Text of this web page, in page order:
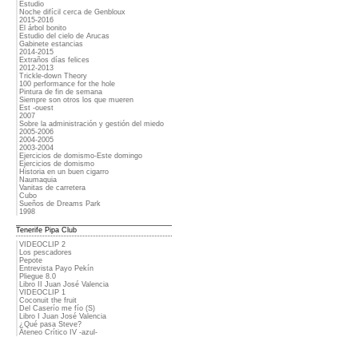
Estudio
Noche difícil cerca de Genbloux
2015-2016
El árbol bonito
Estudio del cielo de Arucas
Gabinete estancias
2014-2015
Extraños días felices
2012-2013
Trickle-down Theory
100 performance for the hole
Pintura de fin de semana
Siempre son otros los que mueren
Est -ouest
2007
Sobre la administración y gestión del miedo
2005-2006
2004-2005
2003-2004
Ejercicios de domismo-Este domingo
Ejercicios de domismo
Historia en un buen cigarro
Naumaquia
Vanitas de carretera
Cubo
Sueños de Dreams Park
1998
Tenerife Pipa Club
VIDEOCLIP 2
Los pescadores
Pepote
Entrevista Payo Pekín
Pliegue 8.0
Libro II Juan José Valencia
VIDEOCLIP 1
Coconuit the fruit
Del Caserío me fío (S)
Libro I Juan José Valencia
¿Qué pasa Steve?
Ateneo Crítico IV -azul-